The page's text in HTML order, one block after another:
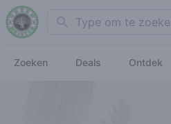
Search
Zoeken Deals Ontdek